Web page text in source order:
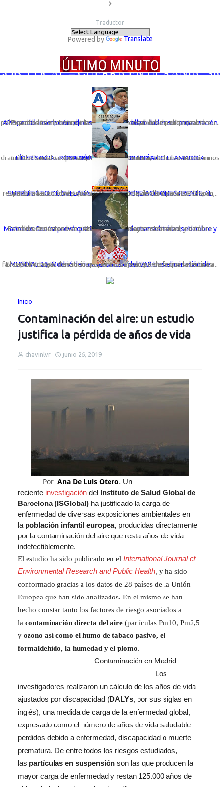
Traductor
Powered by Translate
– GUERRA EN UCRANIA;
APP perdió inscripción: el riesgo de elegir autoridades sin organización que responda por ellas
Expertos advierten que la desaparición legal de una organización política debilita el control interno y la responsabilidad política sobre su...
LÍDER SOCIAL ROSA GÓMEZ LANZA DRAMÁTICO LLAMADO A PRESERVAR LA VIDA MARINA
La líder social sechurana; Rosa Gómez Nunura, viene lanzando un dramático llamado expresando: “Basta de cortinas de humo. No miremos a otro ...
SUPREFECTO DE SULLANA INFORMA SOBRE ACCIONES FRENTE AL "NIÑO"
La máxima autoridad política en la provincia, declaro para LvR Chavín, respecto a las acciones que se vienen promoviendo desde su despac...
Marina de Guerra prevé que temperatura de mar subirá en setiembre y octubre
Estudios recientes han determinado que entre setiembre y octubre dicho fenómeno se presentaría con mayor intensidad, indicó Actualmente la t...
MUNDIAL 26: Modrić denuncia mal uso del VAR tras eliminación de Croacia
El capitán croata denunció que el arbitraje actuó de forma selectiva a favor de Portugal. Cuestiona el penal cobrado y señala que la tecnolo...
Inicio
Contaminación del aire: un estudio
justifica la pérdida de años de vida
chavinlvr junio 26, 2019
Por Ana De Luis Otero. Un
reciente investigación del Instituto de Salud Global de
Barcelona (ISGlobal) ha justificado la carga de
enfermedad de diversas exposiciones ambientales en
la población infantil europea, producidas directamente
por la contaminación del aire que resta años de vida
indefectiblemente.
El estudio ha sido publicado en el International Journal of
Environmental Research and Public Health y ha sido
conformado gracias a los datos de 28 países de la Unión
Europea que han sido analizados. En el mismo se han
hecho constar tanto los factores de riesgo asociados a
la contaminación directa del aire (partículas Pm10, Pm2,5
y ozono así como el humo de tabaco pasivo, el
formaldehído, la humedad y el plomo.
Contaminación en Madrid
Los
investigadores realizaron un cálculo de los años de vida
ajustados por discapacidad (DALYs, por sus siglas en
inglés), una medida de carga de la enfermedad global,
expresado como el número de años de vida saludable
perdidos debido a enfermedad, discapacidad o muerte
prematura. De entre todos los riesgos estudiados,
las partículas en suspensión son las que producen la
mayor carga de enfermedad y restan 125.000 años de